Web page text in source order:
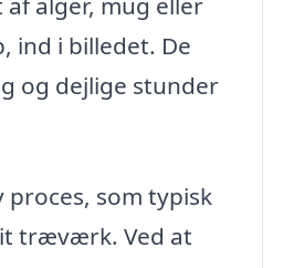
ind i billedet. De
og dejlige stunder
som typisk
træværk. Ved at